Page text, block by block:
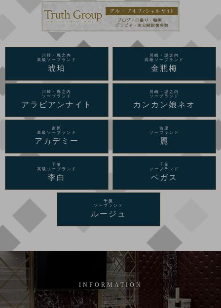
川崎・堀之内
高級ソープランド
琥珀
川崎・堀之内
高級ソープランド
金瓶梅
川崎・堀之内
ソープランド
アラビアンナイト
川崎・堀之内
ソープランド
カンカン娘ネオ
吉原
高級ソープランド
アカデミー
吉原
ソープランド
麗
千葉
高級ソープランド
李白
千葉
ソープランド
ベガス
千葉
ソープランド
ルージュ
INFORMATION